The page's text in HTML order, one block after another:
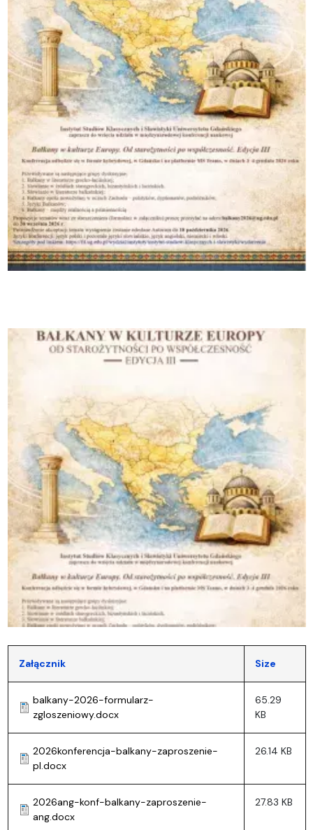
Załącznik Size
balkany-2026-formularz-
zgloszeniowy.docx
65.29
KB
2026konferencja-balkany-zaproszenie-
pl.docx
26.14 KB
2026ang-konf-balkany-zaproszenie-
ang.docx
27.83 KB